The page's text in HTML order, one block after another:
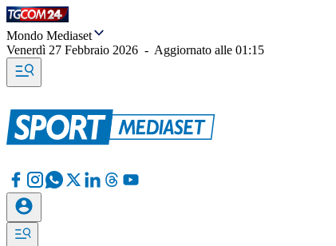
Mondo Mediaset
Venerdì 27 Febbraio 2026 - Aggiornato alle 01:15